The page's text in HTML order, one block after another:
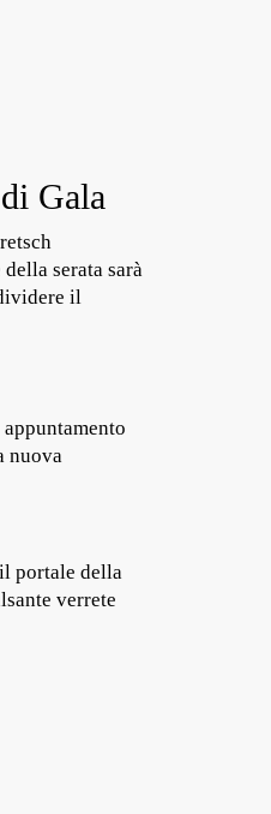
Gala
serata sarà
il
nuova
portale della
verrete